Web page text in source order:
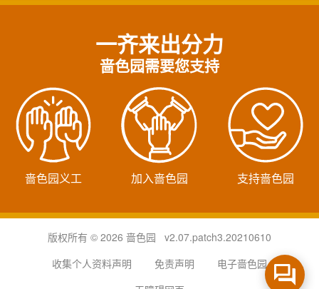
一齐来出分力
啬色园需要您支持
啬色园义工 加入啬色园 支持啬色园
版权所有 © 2026 啬色园 v2.07.patch3.20210610
收集个人资料声明
免责声明
电子啬色园